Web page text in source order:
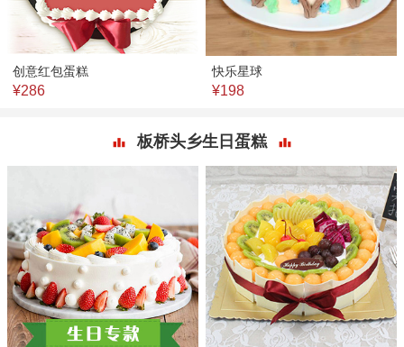
创意红包蛋糕
¥286
快乐星球
¥198
板桥头乡生日蛋糕